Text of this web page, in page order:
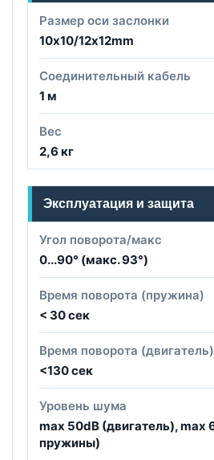
Размер оси заслонки
10х10/12х12mm
Соединительный кабель
1 м
Вес
2,6 кг
Эксплуатация и защита
Угол поворота/макс
0...90° (макс. 93°)
Время поворота (пружина)
< 30 сек
Время поворота (двигатель)
<130 сек
Уровень шума
max 50dB (двигатель), max
пружины)